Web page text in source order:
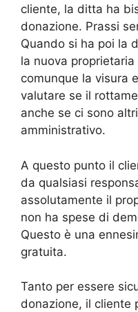
cliente, la ditta ha
donazione. Prassi
Quando si ha poi la
la nuova
comunque la visura
valutare se il
anche se ci sono
amministrativo.
A questo punto il
da qualsiasi
assolutamente il
non ha spese di
Questo è una
gratuita.
Tanto per essere
donazione, il cliente